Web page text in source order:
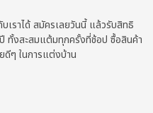
เราได้ สมัครเลยวันนี้ แล้วรับสิทธิ
ทั้งสะสมแต้มทุกครั้งที่ช้อป ซื้อสินค้า
ดีๆ ในการแต่งบ้าน